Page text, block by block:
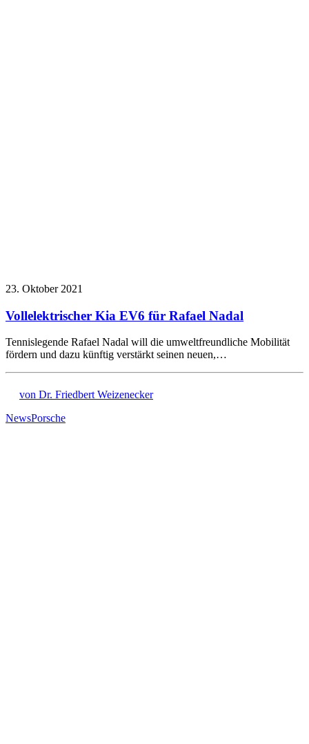
23. Oktober 2021
Vollelektrischer Kia EV6 für Rafael Nadal
Tennislegende Rafael Nadal will die umweltfreundliche Mobilität
fördern und dazu künftig verstärkt seinen neuen,…
von Dr. Friedbert Weizenecker
NewsPorsche